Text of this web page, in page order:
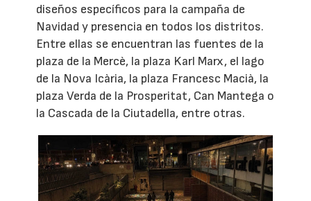
diseños específicos para la campaña de
Navidad y presencia en todos los distritos.
Entre ellas se encuentran las fuentes de la
plaza de la Mercè, la plaza Karl Marx, el lago
de la Nova Icària, la plaza Francesc Macià, la
plaza Verda de la Prosperitat, Can Mantega o
la Cascada de la Ciutadella, entre otras.